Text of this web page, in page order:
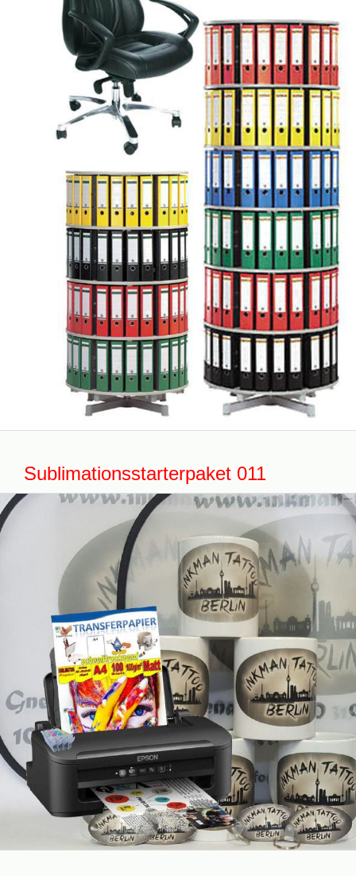
Sublimationsstarterpaket 011